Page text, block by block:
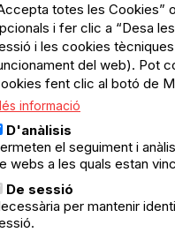
Menú
Legal
Avís
El
totes les Cookies”
i fer clic a “Desa
i les cookies
del web). Pot
fent clic al botó de
informació
D'anàlisis
el seguiment i
webs a les quals estan
De sessió
per mantenir